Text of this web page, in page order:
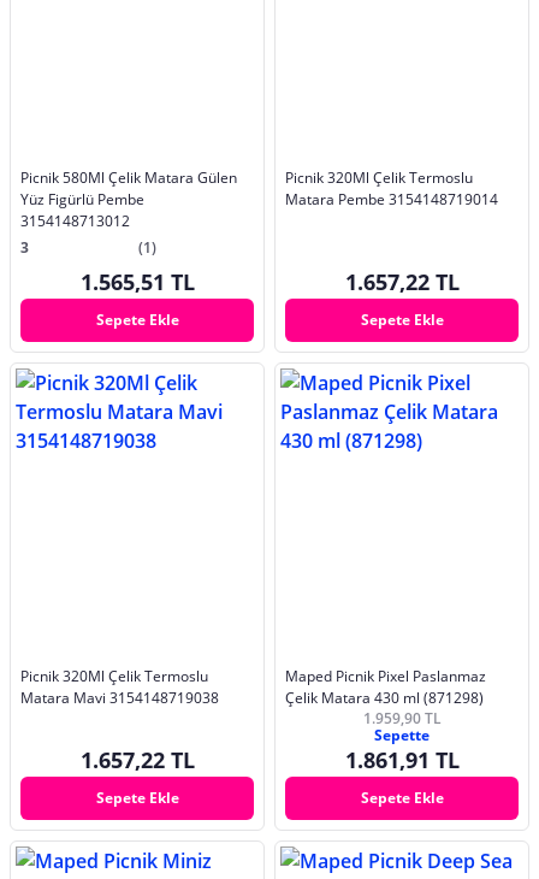
Picnik 580Ml Çelik Matara Gülen
Yüz Figürlü Pembe
3154148713012
3
(1)
1.565,51 TL
Sepete Ekle
Picnik 320Ml Çelik Termoslu
Matara Pembe 3154148719014
1.657,22 TL
Sepete Ekle
Picnik 320Ml Çelik Termoslu
Matara Mavi 3154148719038
1.657,22 TL
Sepete Ekle
Maped Picnik Pixel Paslanmaz
Çelik Matara 430 ml (871298)
1.959,90 TL
Sepette
1.861,91 TL
Sepete Ekle